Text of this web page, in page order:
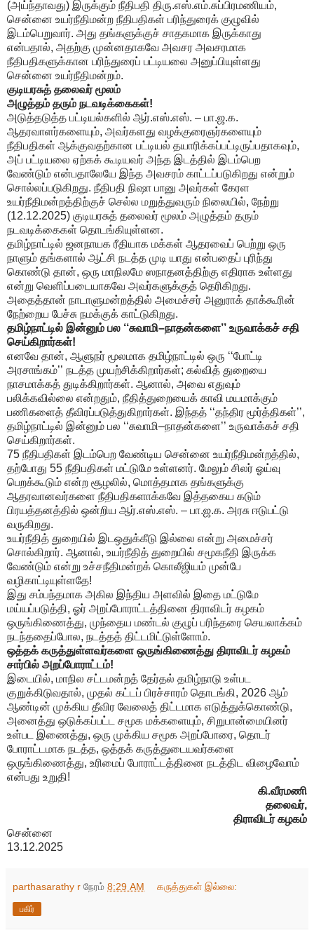
(அய்ந்தாவது) இருக்கும் நீதிபதி திரு.எஸ்.எம்.சுப்பிரமணியம்,
சென்னை உயர்நீதிமன்ற நீதிபதிகள் பரிந்துரைக் குழுவில்
இடம்பெறுவார். அது தங்களுக்குச் சாதகமாக இருக்காது
என்பதால், அதற்கு முன்னதாகவே அவசர அவசரமாக
நீதிபதிகளுக்கான பரிந்துரைப் பட்டியலை அனுப்பியுள்ளது
சென்னை உயர்நீதிமன்றம்.
குடியரசுத் தலைவர் மூலம்
அழுத்தம் தரும் நடவடிக்கைகள்!
அடுத்தடுத்த பட்டியல்களில் ஆர்.எஸ்.எஸ். – பா.ஜ.க.
ஆதரவாளர்களையும், அவர்களது வழக்குரைஞர்களையும்
நீதிபதிகள் ஆக்குவதற்கான பட்டியல் தயாரிக்கப்பட்டிருப்பதாகவும்,
அப் பட்டியலை ஏற்கக் கூடியவர் அந்த இடத்தில் இடம்பெற
வேண்டும் என்பதாலேயே இந்த அவசரம் காட்டப்படுகிறது என்றும்
சொல்லப்படுகிறது. நீதிபதி நிஷா பானு அவர்கள் கேரள
உயர்நீதிமன்றத்திற்குச் செல்ல மறுத்துவரும் நிலையில், நேற்று
(12.12.2025) குடியரசுத் தலைவர் மூலம் அழுத்தம் தரும்
நடவடிக்கைகள் தொடங்கியுள்ளன.
தமிழ்நாட்டில் ஜனநாயக ரீதியாக மக்கள் ஆதரவைப் பெற்று ஒரு
நாளும் தங்களால் ஆட்சி நடத்த முடி யாது என்பதைப் புரிந்து
கொண்டு தான், ஒரு மாநிலமே ஸநாதனத்திற்கு எதிராக உள்ளது
என்று வெளிப்படையாகவே அவர்களுக்குத் தெரிகிறது.
அதைத்தான் நாடாளுமன்றத்தில் அமைச்சர் அனுராக் தாக்கூரின்
நேற்றைய பேச்சு நமக்குக் காட்டுகிறது.
தமிழ்நாட்டில் இன்னும் பல ‘‘சுவாமி–நாதன்களை’’ உருவாக்கச் சதி
செய்கிறார்கள்!
எனவே தான், ஆளுநர் மூலமாக தமிழ்நாட்டில் ஒரு ‘‘போட்டி
அரசாங்கம்’’ நடத்த முயற்சிக்கிறார்கள்; கல்வித் துறையை
நாசமாக்கத் துடிக்கிறார்கள். ஆனால், அவை எதுவும்
பலிக்கவில்லை என்றதும், நீதித்துறையைக் காவி மயமாக்கும்
பணிகளைத் தீவிரப்படுத்துகிறார்கள். இந்தத் ‘‘தந்திர மூர்த்திகள்’’,
தமிழ்நாட்டில் இன்னும் பல ‘‘சுவாமி–நாதன்களை’’ உருவாக்கச் சதி
செய்கிறார்கள்.
75 நீதிபதிகள் இடம்பெற வேண்டிய சென்னை உயர்நீதிமன்றத்தில்,
தற்போது 55 நீதிபதிகள் மட்டுமே உள்ளனர். மேலும் சிலர் ஓய்வு
பெறக்கூடும் என்ற சூழலில், மொத்தமாக தங்களுக்கு
ஆதரவானவர்களை நீதிபதிகளாக்கவே இத்தகைய கடும்
பிரயத்தனத்தில் ஒன்றிய ஆர்.எஸ்.எஸ். – பா.ஜ.க. அரசு ஈடுபட்டு
வருகிறது.
உயர்நீதித் துறையில் இடஒதுக்கீடு இல்லை என்று அமைச்சர்
சொல்கிறார். ஆனால், உயர்நீதித் துறையில் சமூகநீதி இருக்க
வேண்டும் என்று உச்சநீதிமன்றக் கொலீஜியம் முன்பே
வழிகாட்டியுள்ளதே!
இது சம்பந்தமாக அகில இந்திய அளவில் இதை மட்டுமே
மய்யப்படுத்தி, ஓர் அறப்போராட்டத்தினை திராவிடர் கழகம்
ஒருங்கிணைத்து, முந்தைய மண்டல் குழுப் பரிந்தரை செயலாக்கம்
நடந்ததைப்போல, நடத்தத் திட்டமிட்டுள்ளோம்.
ஒத்தக் கருத்துள்ளவர்களை ஒருங்கிணைத்து திராவிடர் கழகம்
சார்பில் அறப்போராட்டம்!
இடையில், மாநில சட்டமன்றத் தேர்தல் தமிழ்நாடு உள்பட
குறுக்கிடுவதால், முதல் கட்டப் பிரச்சாரம் தொடங்கி, 2026 ஆம்
ஆண்டின் முக்கிய தீவிர வேலைத் திட்டமாக எடுத்துக்கொண்டு,
அனைத்து ஒடுக்கப்பட்ட சமூக மக்களையும், சிறுபான்மையினர்
உள்பட இணைத்து, ஒரு முக்கிய சமூக அறப்போரை, தொடர்
போராட்டமாக நடத்த, ஒத்தக் கருத்துடையவர்களை
ஒருங்கிணைத்து, உரிமைப் போராட்டத்தினை நடத்திட விழைவோம்
என்பது உறுதி!
கி.வீரமணி
தலைவர்,
திராவிடர் கழகம்
சென்னை
13.12.2025
parthasarathy r நேரம் 8:29 AM கருத்துகள் இல்லை:
பகிர்